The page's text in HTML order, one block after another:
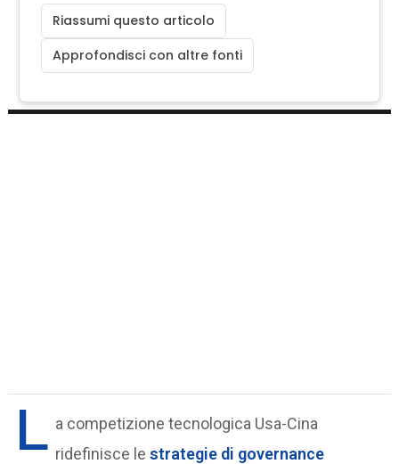
Riassumi questo articolo
Approfondisci con altre fonti
L a competizione tecnologica Usa-Cina
ridefinisce lestrategie di governance